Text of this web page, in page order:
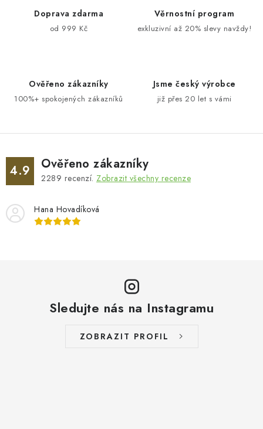
y
ý
p
s
u
Doprava zdarma
od 999 Kč
Věrnostní program
exkluzivní až 20% slevy navždy!
Ověřeno zákazníky
100%+ spokojených zákazníků
Jsme český výrobce
již přes 20 let s vámi
4.9 Ověřeno zákazníky
2289 recenzí. Zobrazit všechny recenze
Hana Hovadíková
Sledujte nás na Instagramu
ZOBRAZIT PROFIL